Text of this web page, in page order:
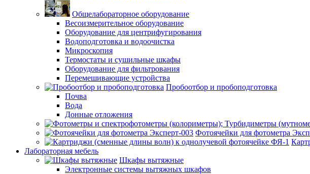
Общелабораторное оборудование
Весоизмерительное оборудование
Оборудование для центрифугирования
Водоподготовка и водоочистка
Микроскопия
Термостаты и сушильные шкафы
Оборудование для фильтрования
Перемешивающие устройства
Пробоотбор и пробоподготовка
Почва
Вода
Донные отложения
Фотоячейки для фотометра
Лабораторная мебель
Шкафы вытяжные
Электронные системы вытяжных шкафов